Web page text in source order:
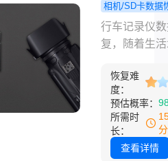
照片就变得
要。下面我
绍几种相机
法，帮助您
式化的SD卡
片。
相机/SD卡数据
程 行车记录
存卡被删除
教程来了
行车记录仪
复，随着生
数码相机的
来越多，数
拍的照片一
储在SD卡中
我们一不小
恢复难
度：
预估概率：
所需时
长：
查看详情